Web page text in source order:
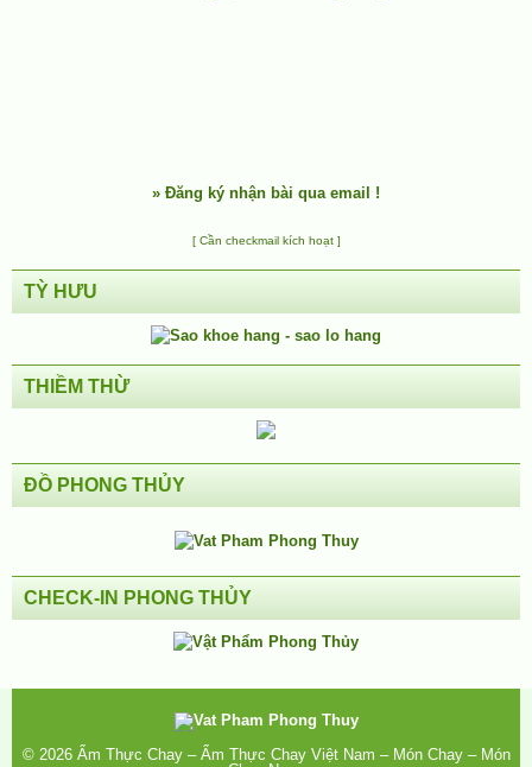
» Đăng ký nhận bài qua email !
[ Cần checkmail kích hoạt ]
TỲ HƯU
THIỀM THỪ
ĐỒ PHONG THỦY
CHECK-IN PHONG THỦY
© 2026 Ẩm Thực Chay – Ẩm Thực Chay Việt Nam – Món Chay – Món